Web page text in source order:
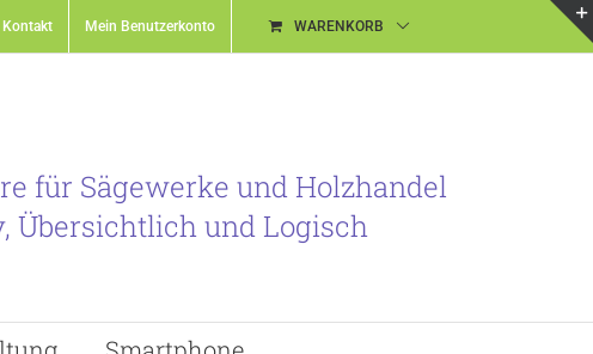
Kontakt Mein Benutzerkonto WARENKORB
für Sägewerke und Holzhandel
Übersichtlich und Logisch